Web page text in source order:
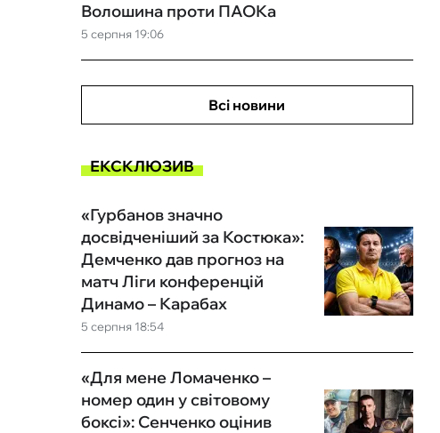
5 серпня 19:06
Волошина проти ПАОКа
Всі новини
ЕКСКЛЮЗИВ
5 серпня 18:54
«Гурбанов значно
досвідченіший за Костюка»:
Демченко дав прогноз на
матч Ліги конференцій
Динамо – Карабах
«Для мене Ломаченко –
номер один у світовому
боксі»: Сенченко оцінив